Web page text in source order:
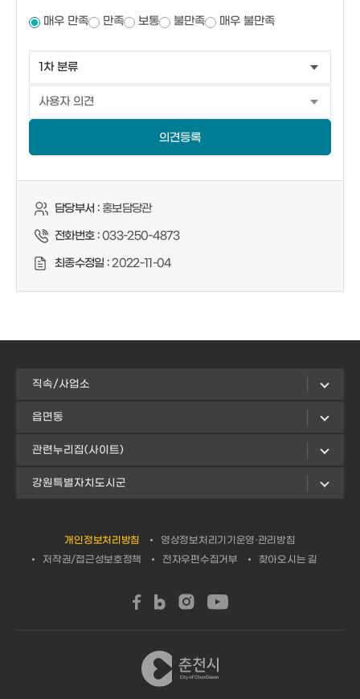
매우 만족 만족 보통 불만족 매우 불만족
의견등록
담당부서 :홍보담당관
전화번호 :033-250-4873
최종수정일 :2022-11-04
직속/사업소
읍면동
관련누리집(사이트)
강원특별자치도시군
개인정보처리방침
영상정보처리기기운영·관리방침
저작권/접근성보호정책
전자우편수집거부 찾아오시는 길